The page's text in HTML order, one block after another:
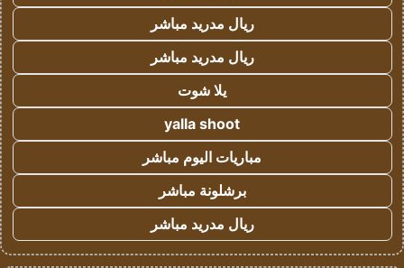
ريال مدريد مباشر
ريال مدريد مباشر
يلا شوت
yalla shoot
مباريات اليوم مباشر
برشلونة مباشر
ريال مدريد مباشر